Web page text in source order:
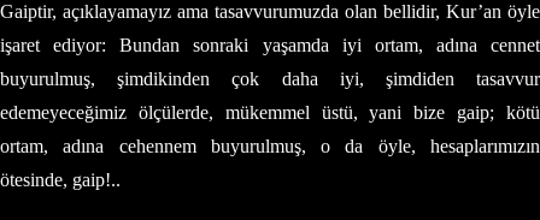
Gaiptir, açıklayamayız ama tasavvurumuzda olan bellidir, Kur’an öyle
işaret ediyor: Bundan sonraki yaşamda iyi ortam, adına cennet
buyurulmuş, şimdikinden çok daha iyi, şimdiden tasavvur
edemeyeceğimiz ölçülerde, mükemmel üstü, yani bize gaip; kötü
ortam, adına cehennem buyurulmuş, o da öyle, hesaplarımızın
ötesinde, gaip!..